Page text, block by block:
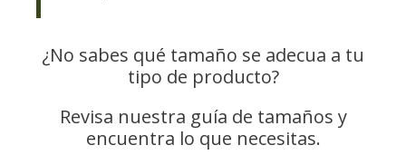
¿No sabes qué tamaño se adecua a tu
tipo de producto?
Revisa nuestra guía de tamaños y
encuentra lo que necesitas.